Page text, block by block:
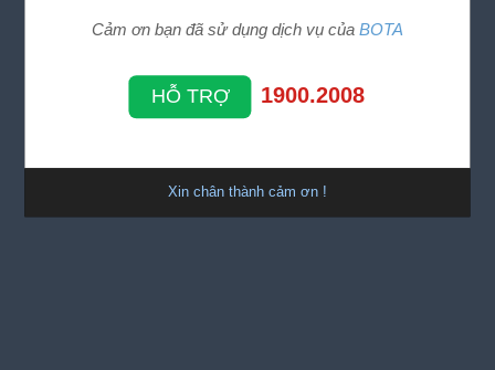
Cảm ơn bạn đã sử dụng dịch vụ của BOTA
HỖ TRỢ 1900.2008
Xin chân thành cảm ơn !